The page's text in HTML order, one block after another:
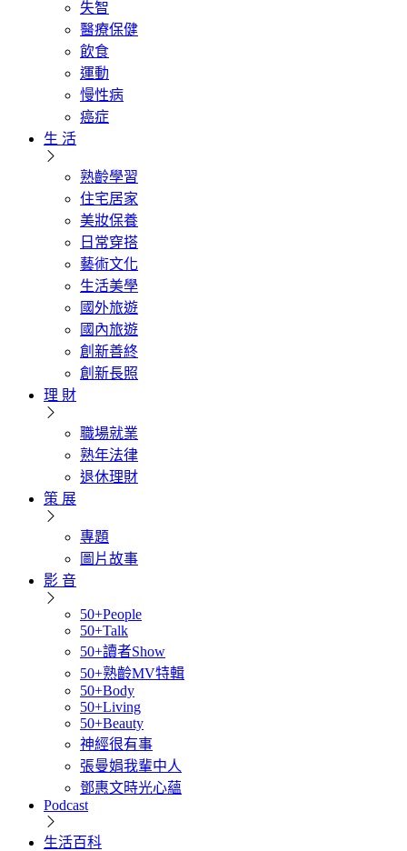
失智
醫療保健
飲食
運動
慢性病
癌症
生 活
熟齡學習
住宅居家
美妝保養
日常穿搭
藝術文化
生活美學
國外旅遊
國內旅遊
創新善終
創新長照
理 財
職場就業
熟年法律
退休理財
策 展
專題
圖片故事
影 音
50+People
50+Talk
50+讀者Show
50+熟齡MV特輯
50+Body
50+Living
50+Beauty
神經很有事
張曼娟我輩中人
鄧惠文時光心蘊
Podcast
生活百科